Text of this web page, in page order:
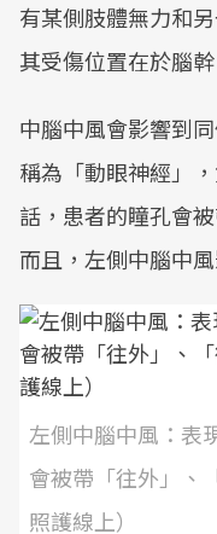
有某側肢體無力和
其受傷位置在於腦
中腦中風會影響到
稱為「動眼神經」
話，患者的瞳孔會
而且，左側中腦中
左側中腦中風：表
會被帶「往外」、
照護線上）